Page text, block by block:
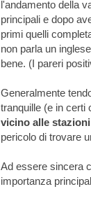
l'andamento della
principali e dopo
primi quelli
non parla un
bene. (I pareri
Generalmente
tranquille (e in certi
vicino alle
pericolo di trovare
Ad essere sincera
importanza